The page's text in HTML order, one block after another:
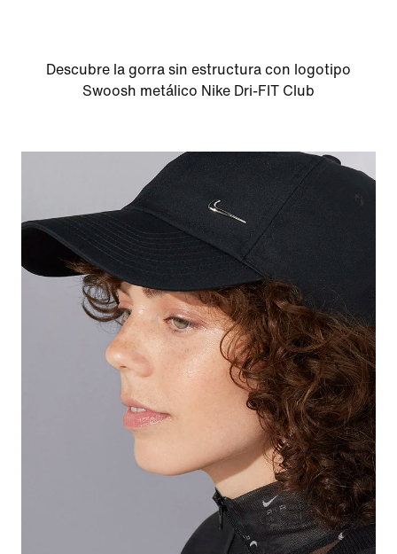
Descubre la gorra sin estructura con logotipo
Swoosh metálico Nike Dri-FIT Club